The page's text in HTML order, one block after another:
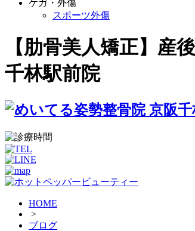
ケガ・外傷
スポーツ外傷
【肋骨美人矯正】産
千林駅前院
HOME
>
ブログ